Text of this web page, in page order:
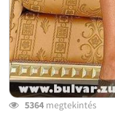
5364megtekintés